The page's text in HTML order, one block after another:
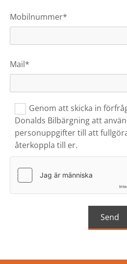
Mobilnummer*
Mail*
Genom att skicka in
Donalds Bilbärgning att
personuppgifter till att
återkoppla till er.